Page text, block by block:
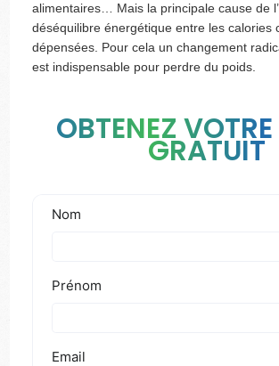
alimentaires… Mais la principale cause de
déséquilibre énergétique entre les calories
dépensées. Pour cela un changement
est indispensable pour perdre du poids.
OBTENEZ
GRATUIT